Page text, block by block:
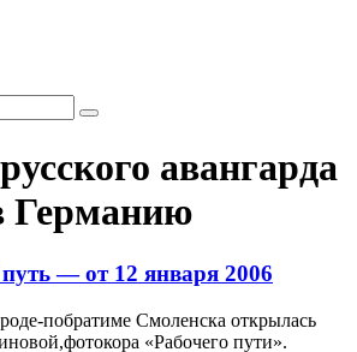
аван­гарда
Гер­ма­нию
— от 12 января 2006
побратиме Смо­лен­ска откры­лась
«Рабо­чего пути».